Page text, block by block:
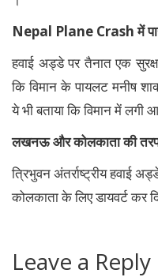
Nepal Plane Crash में
हवाई अड्डे पर तैनात एक
कि विमान के पायलट मनीष
ये भी बताया कि विमान में लगी
लखनऊ और कोलकाता की तरफ
त्रिभुवन अंतर्राष्ट्रीय हवाई
कोलकाता के लिए डायवर्ट कर
Leave a Reply